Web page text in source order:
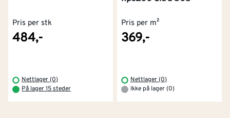
Pris per stk
484,-
Nettlager (0)
På lager 15 steder
Pris per m²
369,-
Nettlager (0)
Ikke på lager (0)
Om Montér